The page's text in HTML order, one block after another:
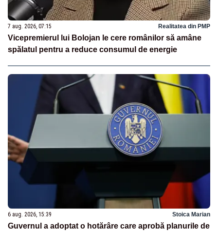
7 aug. 2026, 07:15 Realitatea din PMP
Vicepremierul lui Bolojan le cere românilor să amâne
spălatul pentru a reduce consumul de energie
6 aug. 2026, 15:39 Stoica Marian
Guvernul a adoptat o hotărâre care aprobă planurile de